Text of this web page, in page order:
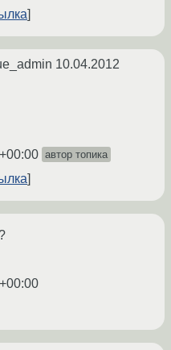
10.04.2012
автор топика